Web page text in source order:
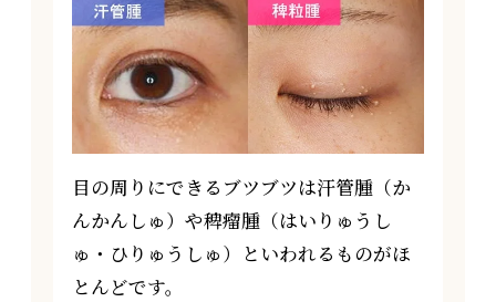
目の周りにできるブツブツは汗管腫（か
んかんしゅ）や稗瘤腫（はいりゅうし
ゅ・ひりゅうしゅ）といわれるものがほ
とんどです。